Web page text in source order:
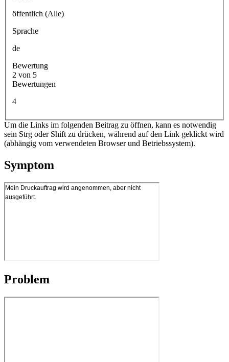
öffentlich (Alle)
Sprache
de
Bewertung
2 von 5
Bewertungen
4
Um die Links im folgenden Beitrag zu öffnen, kann es notwendig
sein Strg oder Shift zu drücken, während auf den Link geklickt wird
(abhängig vom verwendeten Browser und Betriebssystem).
Symptom
Problem